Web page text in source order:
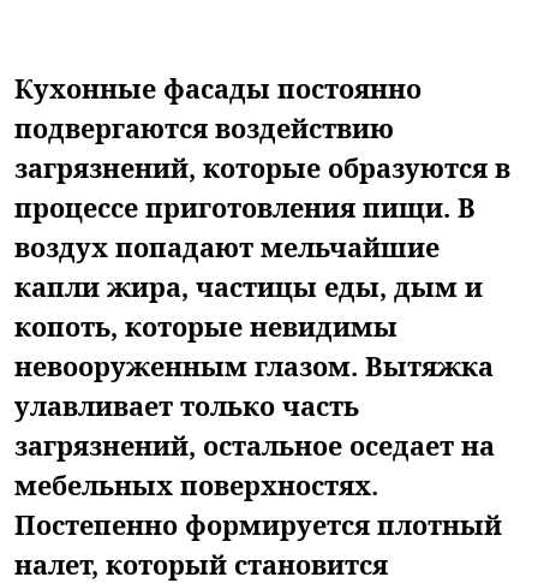
Кухонные фасады постоянно
подвергаются воздействию
загрязнений, которые образуются в
процессе приготовления пищи. В
воздух попадают мельчайшие
капли жира, частицы еды, дым и
копоть, которые невидимы
невооруженным глазом. Вытяжка
улавливает только часть
загрязнений, остальное оседает на
мебельных поверхностях.
Постепенно формируется плотный
налет, который становится